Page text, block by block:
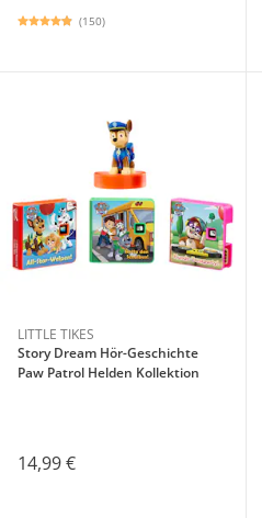
(150)
LITTLE TIKES
Story Dream Hör-Geschichte
Paw Patrol Helden Kollektion
14,99 €